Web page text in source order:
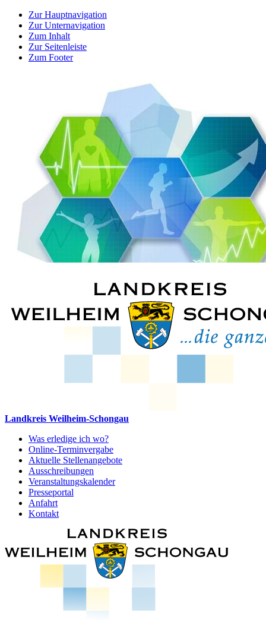
Zur Hauptnavigation
Zur Unternavigation
Zum Inhalt
Zur Seitenleiste
Zum Footer
Landkreis Weilheim-Schongau
Was erledige ich wo?
Online-Terminvergabe
Aktuelle Stellenangebote
Ausschreibungen
Veranstaltungskalender
Presseportal
Anfahrt
Kontakt